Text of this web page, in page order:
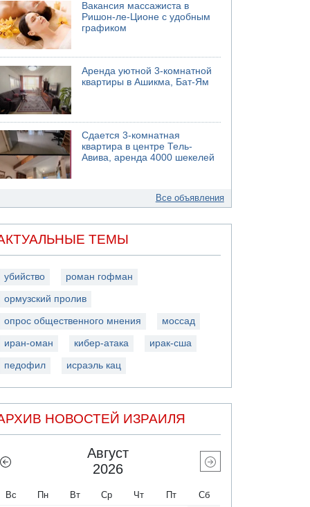
Вакансия массажиста в
Ришон-ле-Ционе с удобным
графиком
Аренда уютной 3-комнатной
квартиры в Ашикма, Бат-Ям
Сдается 3-комнатная
квартира в центре Тель-
Авива, аренда 4000 шекелей
Все объявления
ТЕМЫ
убийство роман гофман
ормузский пролив
опрос общественного мнения моссад
иран-оман кибер-атака ирак-сша
педофил исраэль кац
НОВОСТЕЙ ИЗРАИЛЯ
Август
2026
Вс Пн Вт Ср Чт Пт Сб